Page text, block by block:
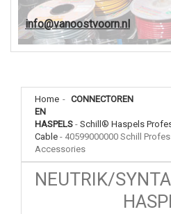
info@vanoostvoorn.nl
Home - CONNECTOREN
EN
HASPELS - Schill® Haspels
Cable - 40599000000 Schill
Accessories
NEUTRIK/